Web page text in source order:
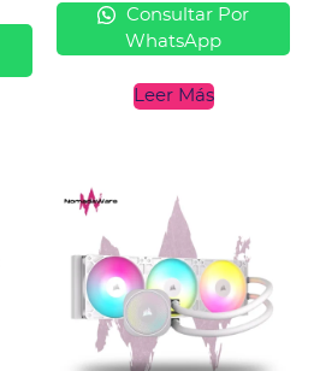
Consultar Por
WhatsApp
Leer Más